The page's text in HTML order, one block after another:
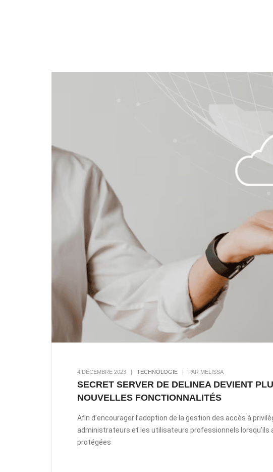
4 DÉCEMBRE 2023 | TECHNOLOGIE | PAR MELISSA
SECRET SERVER DE DELINEA DEVIENT
NOUVELLES FONCTIONNALITÉS
Afin d’encourager l’adoption de la gestion des accès à
administrateurs et les utilisateurs professionnels
protégées